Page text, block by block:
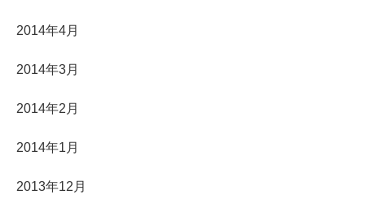
2014年4月
2014年3月
2014年2月
2014年1月
2013年12月